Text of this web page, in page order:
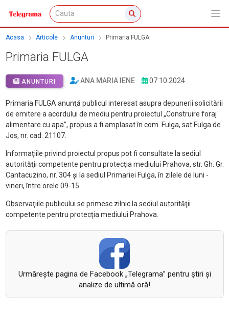
Acasa Articole Anunturi Primaria FULGA
Primaria FULGA
ANUNTURI ANA MARIA IENE 07.10.2024
Primaria FULGA anunţă publicul interesat asupra depunerii solicitării
de emitere a acordului de mediu pentru proiectul „Construire foraj
alimentare cu apa”, propus a fi amplasat în com. Fulga, sat Fulga de
Jos, nr. cad. 21107.
Informaţiile privind proiectul propus pot fi consultate la sediul
autorităţii competente pentru protecţia mediului Prahova, str. Gh. Gr.
Cantacuzino, nr. 304 şi la sediul Primariei Fulga, în zilele de luni -
vineri, între orele 09-15.
Observaţiile publicului se primesc zilnic la sediul autorităţii
competente pentru protecţia mediului Prahova.
Urmăreşte pagina de Facebook „Telegrama” pentru ştiri şi
analize de ultimă oră!